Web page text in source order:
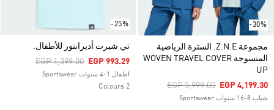
-30%
مجموعة Z.N.E. السترة الرياضية
المنسوجة WOVEN TRAVEL COVER
UP
Price Reduced From
EGP 5,999.00ToEGP 4,199.30
شباب 8-16 سنوات Sportswear
-25%
تي شيرت أديرابتور للأطفال.
Price Reduced From
EGP 1,399.00ToEGP 993.29
اطفال 1-4 سنوات Sportswear
2 Colours